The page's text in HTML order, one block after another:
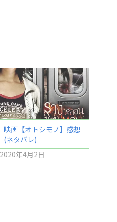
映画【オトシモノ】感想
(ネタバレ)
2020年4月2日